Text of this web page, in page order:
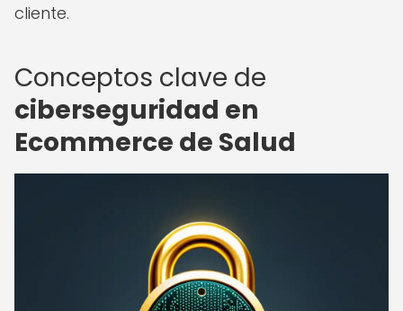
cliente.
Conceptos clave de
ciberseguridad en
Ecommerce de Salud